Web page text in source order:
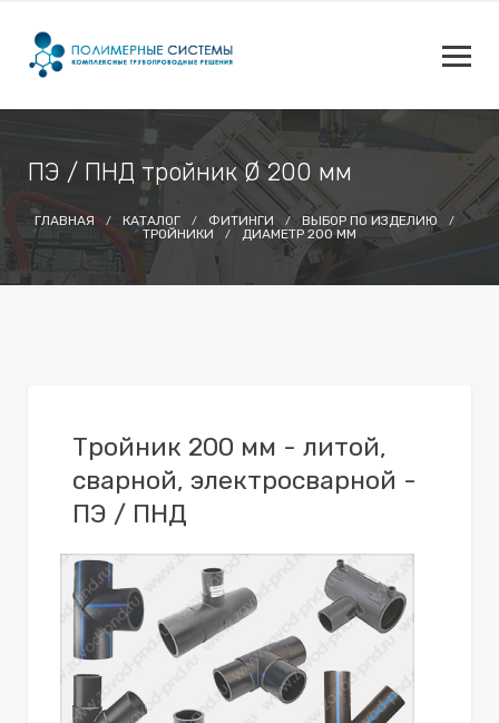
ПЭ / ПНД тройник Ø 200 мм
ГЛАВНАЯ КАТАЛОГ ФИТИНГИ
ВЫБОР ПО ИЗДЕЛИЮ
ТРОЙНИКИ
ДИАМЕТР 200 ММ
Тройник 200 мм - литой,
сварной, электросварной -
ПЭ / ПНД